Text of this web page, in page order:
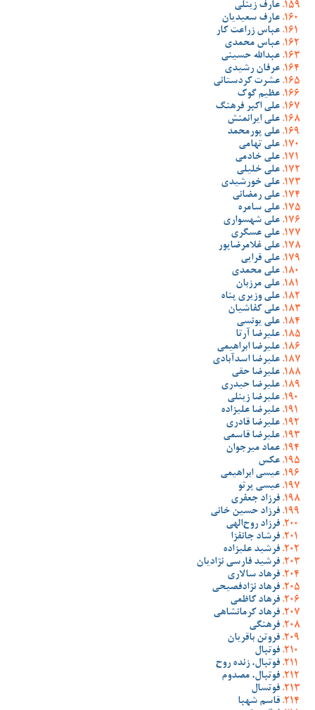
عارف زینلی
عارف سعیدیان
عباس زراعت کار
عباس محمدی
عبدالله حسینی
عرفان رشیدی
عشرت کردستانی
عظیم گوک
علی اکبر فرهنگ
علی ایرانمنش
علی پورمحمد
علی تهامی
علی خادمی
علی خلیلی
علی خورشیدی
علی رمضانی
علی سامره
علی شهسواری
علی عسگری
علی غلامرضاپور
علی قرایی
علی محمدی
علی مرزبان
علی وزیری پناه
علی کفاشیان
علی یونسی
علیرضا آرتا
علیرضا ابراهیمی
علیرضا اسدآبادی
علیرضا حقی
علیرضا حیدری
علیرضا زینلی
علیرضا علیزاده
علیرضا قادری
علیرضا قاسمی
عماد میرجوان
عکس
عیسی ابراهیمی
عیسی پرتو
فرزاد جعفری
فرزاد حسین خانی
فرزاد روح‌الهی
فرشاد جانفزا
فرشید علیزاده
فرشید فارسی نژادیان
فرهاد سالاری
فرهاد نژادفصیحی
فرهاد کاظمی
فرهاد کرمانشاهی
فرهنگی
فروتن باقریان
فوتبال
فوتبال، زنده روح
فوتبال، مصدوم
فوتسال
قاسم شهبا